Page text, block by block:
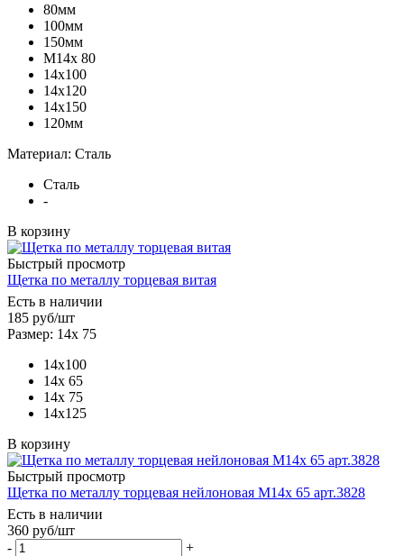
80мм
100мм
150мм
М14х 80
14х100
14х120
14х150
120мм
Материал: Сталь
Сталь
-
В корзину
Быстрый просмотр
Щетка по металлу торцевая витая
Есть в наличии
185 руб/шт
Размер: 14х 75
14х100
14х 65
14х 75
14х125
В корзину
Быстрый просмотр
Щетка по металлу торцевая нейлоновая М14х 65 арт.3828
Есть в наличии
360 руб/шт
-
+